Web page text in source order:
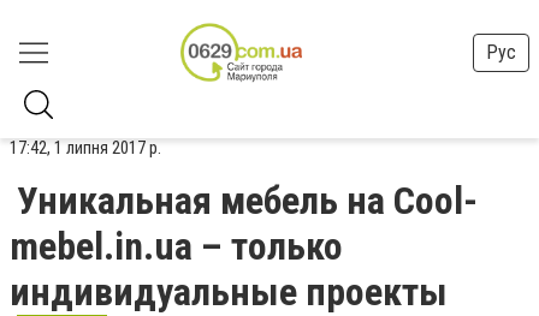
Рус
17:42, 1 липня 2017 р.
Уникальная мебель на Cool-
mebel.in.ua – только
индивидуальные проекты